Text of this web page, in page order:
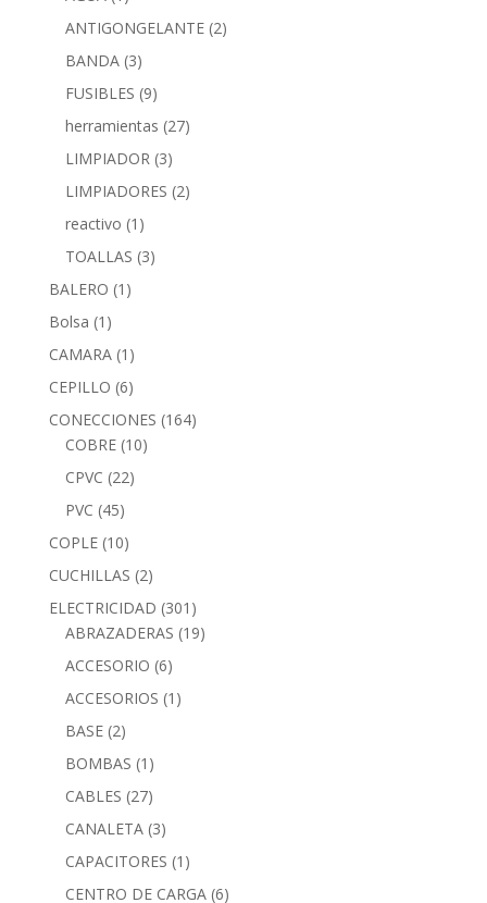
ANTIGONGELANTE (2)
BANDA (3)
FUSIBLES (9)
herramientas (27)
LIMPIADOR (3)
LIMPIADORES (2)
reactivo (1)
TOALLAS (3)
BALERO (1)
Bolsa (1)
CAMARA (1)
CEPILLO (6)
CONECCIONES (164)
COBRE (10)
CPVC (22)
PVC (45)
COPLE (10)
CUCHILLAS (2)
ELECTRICIDAD (301)
ABRAZADERAS (19)
ACCESORIO (6)
ACCESORIOS (1)
BASE (2)
BOMBAS (1)
CABLES (27)
CANALETA (3)
CAPACITORES (1)
CENTRO DE CARGA (6)